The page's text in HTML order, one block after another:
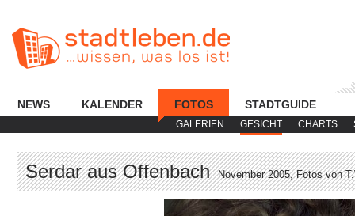
GALERIEN GESICHT CHARTS
NEWS KALENDER FOTOS STADTGUIDE
Serdar aus Offenbach November 2005, Fotos von